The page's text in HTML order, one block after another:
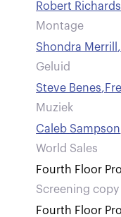
Robert
Montage
Shondra Merrill ,
Geluid
Steve Benes,
Muziek
Caleb Sampson
World Sales
Fourth Floor
Screening copy
Fourth Floor